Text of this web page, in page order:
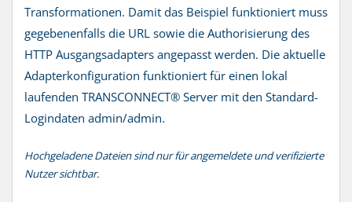
Transformationen. Damit das Beispiel funktioniert muss
gegebenenfalls die URL sowie die Authorisierung des
HTTP Ausgangsadapters angepasst werden. Die aktuelle
Adapterkonfiguration funktioniert für einen lokal
laufenden TRANSCONNECT® Server mit den Standard-
Logindaten admin/admin.
Hochgeladene Dateien sind nur für angemeldete und verifizierte
Nutzer sichtbar.